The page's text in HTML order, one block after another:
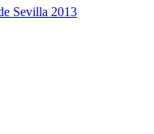
Sevilla 2013